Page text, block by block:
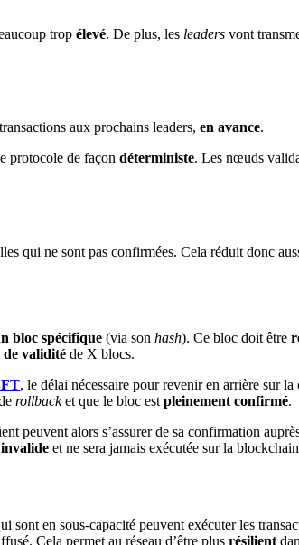
trop élevé. De plus, les leaders vont
aux prochains leaders, en avance.
protocole de façon déterministe. Les nœuds
qui ne sont pas confirmées. Cela réduit donc
bloc spécifique (via son hash). Ce bloc doit être
de validité de X blocs.
, le délai nécessaire pour revenir en arrière sur la
rollbacket que le bloc est pleinement confirmé.
peuvent alors s’assurer de sa confirmation
invalide et ne sera jamais exécutée sur la
sont en sous-capacité peuvent exécuter les
Cela permet au réseau d’être plus résilient